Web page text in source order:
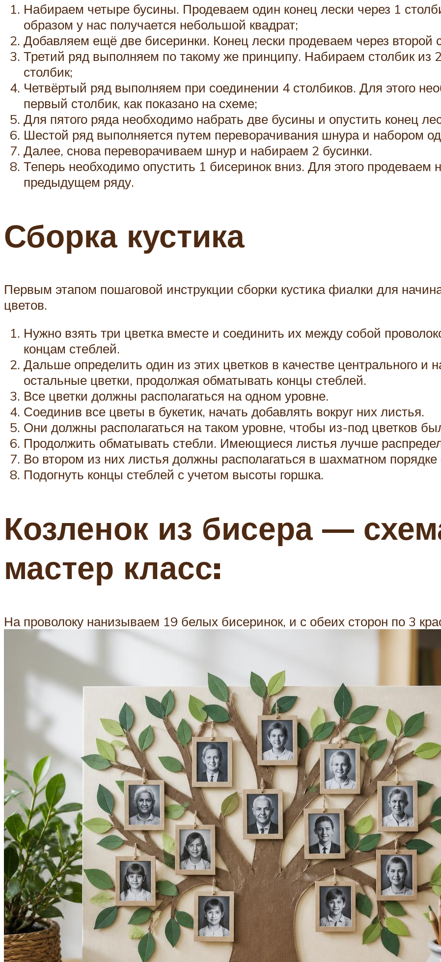
Набираем четыре бусины. Продеваем один конец лески через 1
образом у нас получается небольшой квадрат;
Добавляем ещё две бисеринки. Конец лески продеваем через второй
Третий ряд выполняем по такому же принципу. Набираем столбик из
столбик;
Четвёртый ряд выполняем при соединении 4 столбиков. Для этого
первый столбик, как показано на схеме;
Для пятого ряда необходимо набрать две бусины и опустить конец
Шестой ряд выполняется путем переворачивания шнура и набором
Далее, снова переворачиваем шнур и набираем 2 бусинки.
Теперь необходимо опустить 1 бисеринок вниз. Для этого продеваем
предыдущем ряду.
Сборка кустика
Первым этапом пошаговой инструкции сборки кустика фиалки для
цветов.
Нужно взять три цветка вместе и соединить их между собой
концам стеблей.
Дальше определить один из этих цветков в качестве центрального и
остальные цветки, продолжая обматывать концы стеблей.
Все цветки должны располагаться на одном уровне.
Соединив все цветы в букетик, начать добавлять вокруг них листья.
Они должны располагаться на таком уровне, чтобы из-под цветков
Продолжить обматывать стебли. Имеющиеся листья лучше
Во втором из них листья должны располагаться в шахматном порядке
Подогнуть концы стеблей с учетом высоты горшка.
Козленок из бисера —
мастер класс:
На проволоку нанизываем 19 белых бисеринок, и с обеих сторон по 3